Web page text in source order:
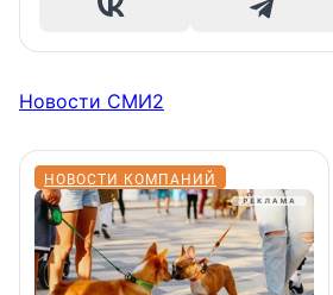
Новости СМИ2
НОВОСТИ КОМПАНИЙ